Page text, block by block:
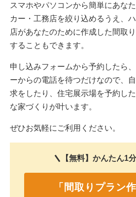
スマホやパソコンから簡単にあな
カー・工務店を絞り込めるうえ、
店があなたのために作成した間取
することもできます。
申し込みフォームから予約したら
ーからの電話を待つだけなので、
求をしたり、住宅展示場を予約し
な家づくりが叶います。
ぜひお気軽にご利用ください。
【無料】かんたん1
「間取りプラン作